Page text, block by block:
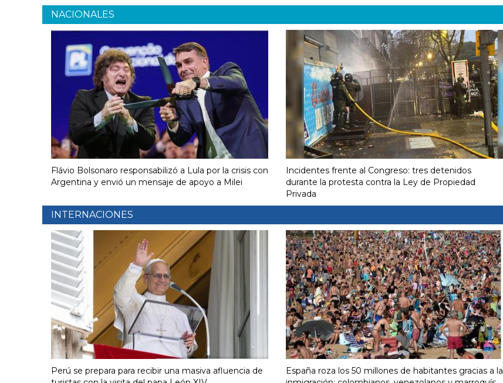
NACIONALES
Flávio Bolsonaro responsabilizó a Lula por la crisis con
Argentina y envió un mensaje de apoyo a Milei
Incidentes frente al Congreso: tres detenidos
durante la protesta contra la Ley de Propiedad
Privada
INTERNACIONES
Perú se prepara para recibir una masiva afluencia de
España roza los 50 millones de habitantes gracias a la